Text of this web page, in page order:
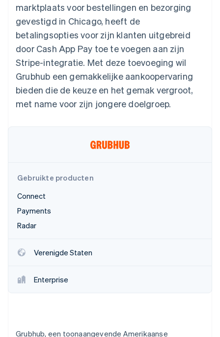
dan 125
Terminal
Authorization
Boost
Optimaliseer de
acceptatie
Link
Versneld afrekenen
Financial
Connections
Gegevenssynchronisatie
Ontdek wat er in het verschiet ligt
Radar
Oprichting van een start-up
CO₂-verwijdering
Online identiteitsverificatie
Stripe Sessions 2026
Marktplaatsen
Platforms
SaaS
Per branche
AI-bedrijven
Creator economy
Gaming
tijd
Media en entertainment
Professionele
bieden
Betaalkaarten uitgeven
die door stablecoins
worden gedekt
Diensten voorzien en
beheren met agents
Bronnen
App-integraties
Developerblog
Bedrijf
Productroadmap
Jaarlijks congres
Sessions
Vacatures
Stripe Newsroom
Stripe Press
Contact
marktplaats voor bestellingen en bezorging
gevestigd in Chicago, heeft de
betalingsopties voor zijn klanten uitgebreid
door Cash App Pay toe te voegen aan zijn
Stripe-integratie. Met deze toevoeging wil
Grubhub een gemakkelijke aankoopervaring
bieden die de keuze en het gemak vergroot,
met name voor zijn jongere doelgroep.
Gebruikte producten
Connect
Payments
Radar
Verenigde Staten
Enterprise
Grubhub, een toonaangevende Amerikaanse